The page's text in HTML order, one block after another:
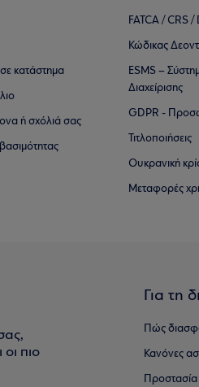
κατάστημα
ή σχόλιά σας
FATCA / CRS /
Κώδικας
ESMS –
Διαχείρισης
GDPR -
Τιτλοποιήσεις
Ουκρανική
Μεταφορές
οι πιο
Για τη
Πώς
Κανόνες
Προστασία